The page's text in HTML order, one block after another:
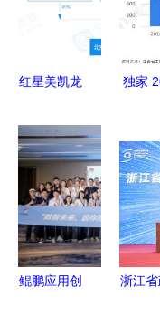
红星美凯龙
成立浙江软
件开发公
司，涉足房
地产开发
独家
景图
政策
状、空
局与
度
鲲鹏应用创
浙江